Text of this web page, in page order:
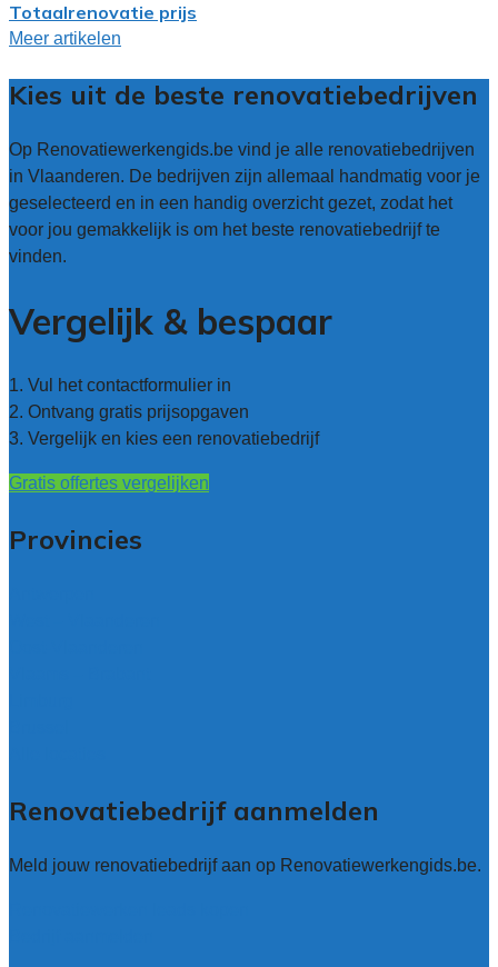
Totaalrenovatie prijs
Meer artikelen
Kies uit de beste renovatiebedrijven
Op Renovatiewerkengids.be vind je alle renovatiebedrijven
in Vlaanderen. De bedrijven zijn allemaal handmatig voor je
geselecteerd en in een handig overzicht gezet, zodat het
voor jou gemakkelijk is om het beste renovatiebedrijf te
vinden.
Vergelijk & bespaar
1. Vul het contactformulier in
2. Ontvang gratis prijsopgaven
3. Vergelijk en kies een renovatiebedrijf
Gratis offertes vergelijken
Provincies
Renovatiebedrijf aanmelden
Meld jouw renovatiebedrijf aan op Renovatiewerkengids.be.